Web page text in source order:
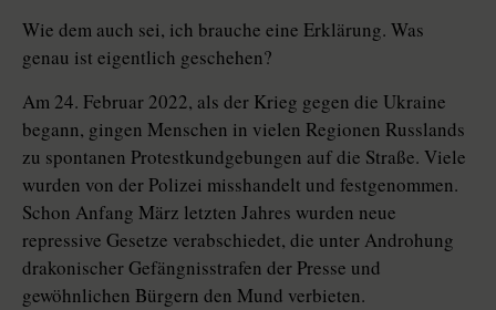
Wie dem auch sei, ich brauche eine Erklärung. Was
genau ist eigentlich geschehen?
Am 24. Februar 2022, als der Krieg gegen die Ukraine
begann, gingen Menschen in vielen Regionen Russlands
zu spontanen Protestkundgebungen auf die Straße. Viele
wurden von der Polizei misshandelt und festgenommen.
Schon Anfang März letzten Jahres wurden neue
repressive Gesetze verabschiedet, die unter Androhung
drakonischer Gefängnisstrafen der Presse und
gewöhnlichen Bürgern den Mund verbieten.